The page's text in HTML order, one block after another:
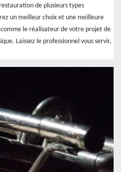
de plusieurs types
un meilleur choix et une meilleure
le réalisateur de votre projet de
Laissez le professionnel vous servir,